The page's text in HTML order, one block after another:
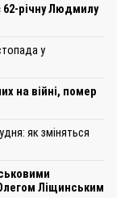
62-річну Людмилу
у
на війні, помер
як зміняться
Ліщинським